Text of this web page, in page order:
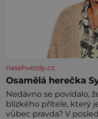
nasehvezdy.cz
Osamělá herečka
Nedávno se povídalo,
blízkého přítele, který
vůbec pravda? V